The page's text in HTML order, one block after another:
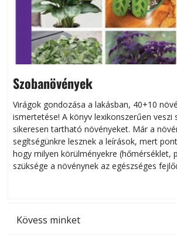
Szobanövények
Virágok gondozása a lakásban, 40+10
ismertetése! A könyv lexikonszerűen veszi
sikeresen tart­ha­tó növényeket. Már a
segítségünkre lesznek a leírások, mert
hogy milyen körülményekre (hőmérséklet,
szüksége a növénynek az egészséges
Kövess minket